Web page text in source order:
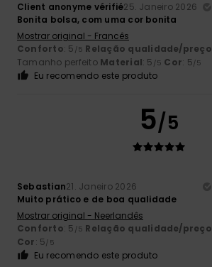
Client anonyme vérifié25. Janeiro 2026
Bonita bolsa, com uma cor bonita
Mostrar original - Francês
Conforto: 5 /5 Relação qualidade/preço
Tamanho perfeito Material: 5 /5 Cor: 5/5
Eu recomendo este produto
5/5
Sebastian21. Janeiro 2026
Muito prático e de boa qualidade
Mostrar original - Neerlandês
Conforto: 5 /5 Relação qualidade/preço
Cor: 5/5
Eu recomendo este produto